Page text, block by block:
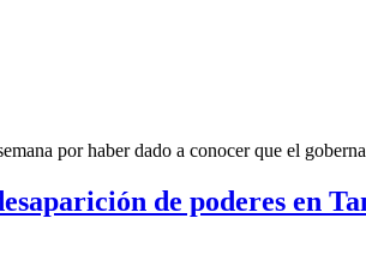
por haber dado a conocer que el
de poderes en